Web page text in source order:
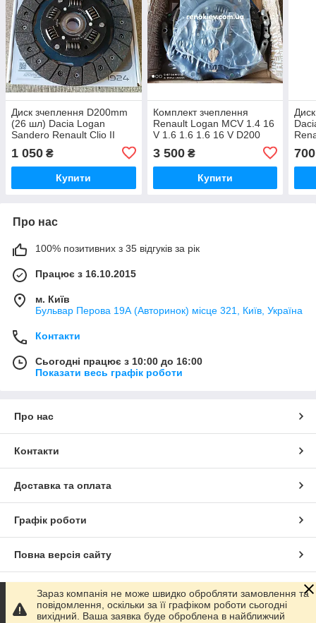
Диск зчеплення D200mm
(26 шл) Dacia Logan
Sandero Renault Clio II
1 050 ₴
Купити
Комплект зчеплення
Renault Logan MCV 1.4 16
V 1.6 1.6 1.6 16 V D200
3 500₴
Купити
700
Про нас
100% позитивних з 35 відгуків за рік
Працює з 16.10.2015
м. Київ
Бульвар Перова 19А (Авторинок) місце 321, Київ, Україна
Контакти
Сьогодні працює з 10:00 до 16:00
Показати весь графік роботи
Про нас
Контакти
Доставка та оплата
Графік роботи
Повна версія сайту
Сайт створено на маркетплейсі Prom.ua
Зараз компанія не може швидко обробляти замовлення та
повідомлення, оскільки за її графіком роботи сьогодні
вихідний. Ваша заявка буде оброблена в найближчий